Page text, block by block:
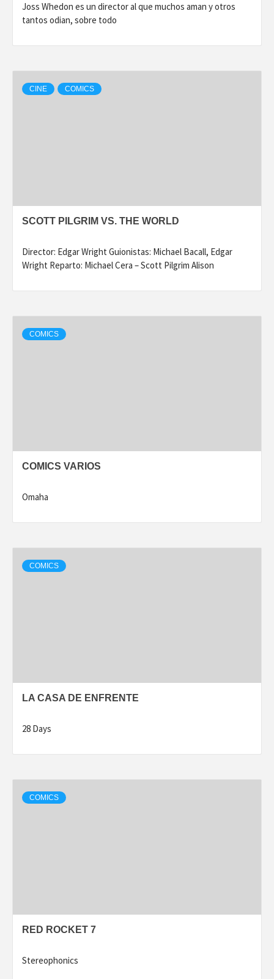
Joss Whedon es un director al que muchos aman y otros
tantos odian, sobre todo
CINE COMICS
SCOTT PILGRIM VS. THE WORLD
Director: Edgar Wright Guionistas: Michael Bacall, Edgar
Wright Reparto: Michael Cera – Scott Pilgrim Alison
COMICS
COMICS VARIOS
Omaha
COMICS
LA CASA DE ENFRENTE
28 Days
COMICS
RED ROCKET 7
Stereophonics